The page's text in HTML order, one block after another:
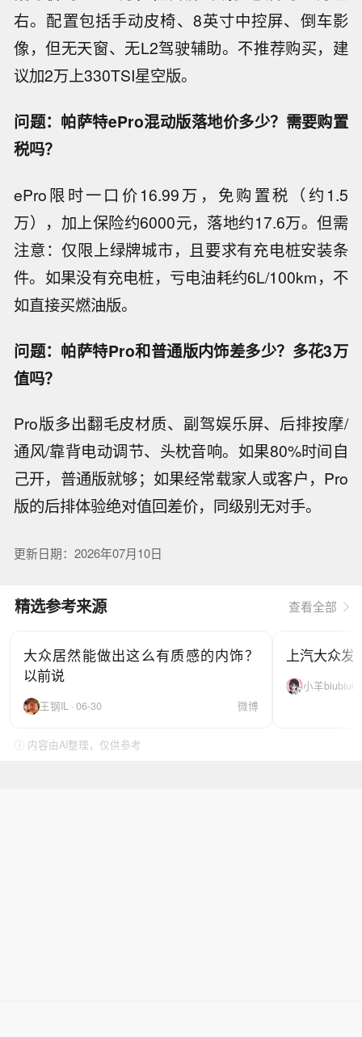
右。配置包括手动皮椅、8英寸中控屏、倒车影
像，但无天窗、无L2驾驶辅助。不推荐购买，建
议加2万上330TSI星空版。
问题：帕萨特ePro混动版落地价多少？需要购置
税吗？
ePro限时一口价16.99万，免购置税（约1.5
万），加上保险约6000元，落地约17.6万。但需
注意：仅限上绿牌城市，且要求有充电桩安装条
件。如果没有充电桩，亏电油耗约6L/100km，不
如直接买燃油版。
问题：帕萨特Pro和普通版内饰差多少？多花3万
值吗？
Pro版多出翻毛皮材质、副驾娱乐屏、后排按摩/
通风/靠背电动调节、头枕音响。如果80%时间自
己开，普通版就够；如果经常载家人或客户，Pro
版的后排体验绝对值回差价，同级别无对手。
更新日期：2026年07月10日
精选参考来源 查看全部
大众居然能做出这么有质感的内饰？
以前说
王钢IL · 06-30 微博
上汽大众发
小羊biubiu呀
ⓘ 内容由AI整理，仅供参考